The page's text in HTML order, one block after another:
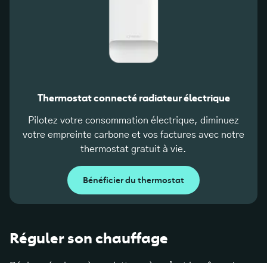
Thermostat connecté radiateur électrique
Pilotez votre consommation électrique, diminuez
votre empreinte carbone et vos factures avec notre
thermostat gratuit à vie.
Bénéficier du thermostat
Réguler son chauffage